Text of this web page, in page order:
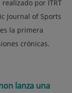
por ITRT
Journal of Sports
la primera
crónicas.
lanza una